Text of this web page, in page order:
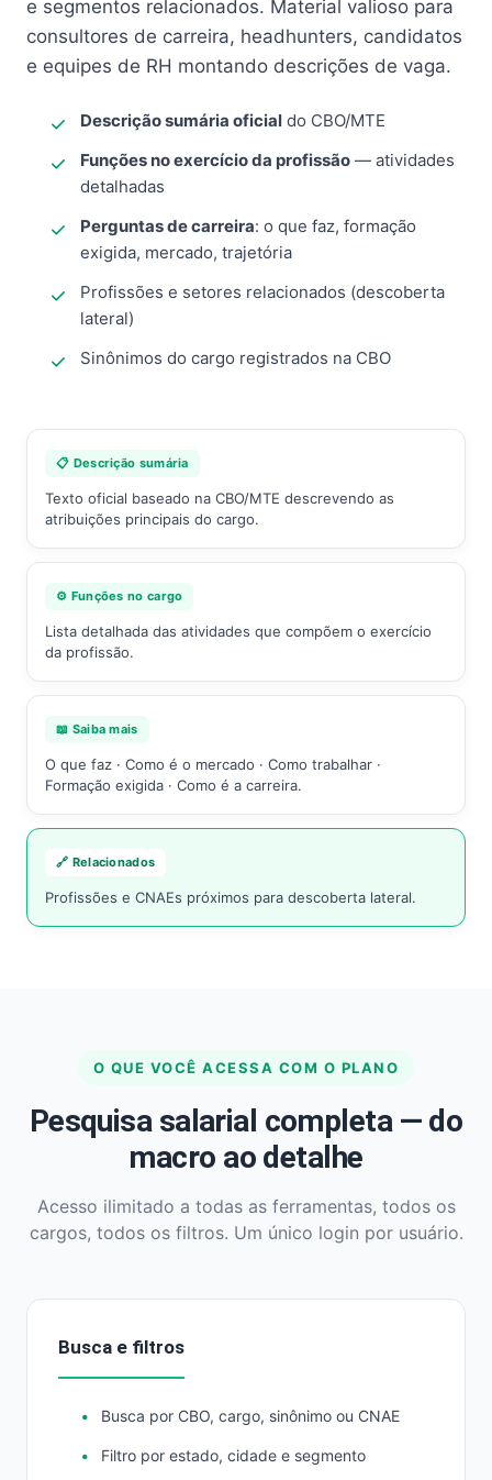
e segmentos relacionados. Material valioso para
consultores de carreira, headhunters, candidatos
e equipes de RH montando descrições de vaga.
Descrição sumária oficial do CBO/MTE
Funções no exercício da profissão — atividades
detalhadas
Perguntas de carreira: o que faz, formação
exigida, mercado, trajetória
Profissões e setores relacionados (descoberta
lateral)
Sinônimos do cargo registrados na CBO
📋 Descrição sumária
Texto oficial baseado na CBO/MTE descrevendo as
atribuições principais do cargo.
⚙️ Funções no cargo
Lista detalhada das atividades que compõem o exercício
da profissão.
📖 Saiba mais
O que faz · Como é o mercado · Como trabalhar ·
Formação exigida · Como é a carreira.
🔗 Relacionados
Profissões e CNAEs próximos para descoberta lateral.
O QUE VOCÊ ACESSA COM O PLANO
Pesquisa salarial completa — do
macro ao detalhe
Acesso ilimitado a todas as ferramentas, todos os
cargos, todos os filtros. Um único login por usuário.
Busca e filtros
Busca por CBO, cargo, sinônimo ou CNAE
Filtro por estado, cidade e segmento